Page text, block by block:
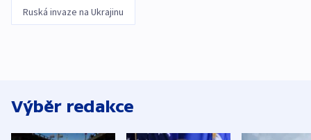
Ruská invaze na Ukrajinu
Výběr redakce